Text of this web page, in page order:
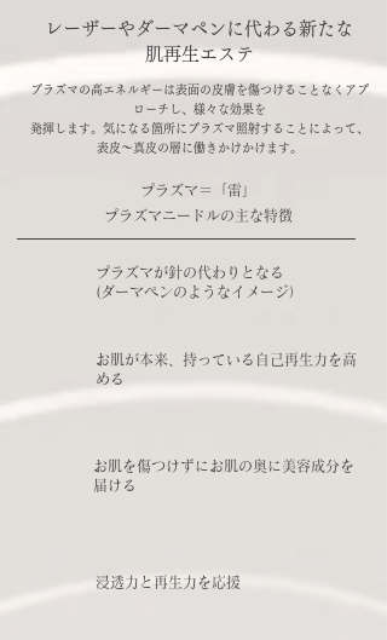
レーザーやダーマペンに代わる新たな
肌再生エステ
プラズマの高エネルギーは表面の皮膚を傷つけることなくアプ
ローチし、様々な効果を
​発揮します。気になる箇所にプラズマ照射することによって、
表皮～真皮の層に働きかけかけます。
プラズマ＝「雷」
プラズマニードルの主な特徴
プラズマが針の代わりとなる
​(ダーマペンのようなイメージ）
お肌が本来、持っている自己再生力を高
める
お肌を傷つけずにお肌の奥に美容成分を
​届ける
浸透力と再生力を応援